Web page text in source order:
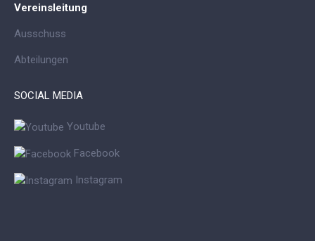
Vereinsleitung
Ausschuss
Abteilungen
SOCIAL MEDIA
Youtube
Facebook
Instagram